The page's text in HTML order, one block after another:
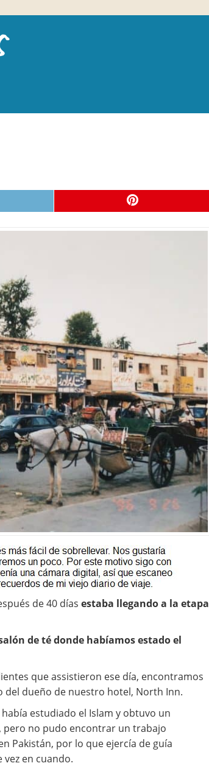
de 40 días estaba llegando a la etapa
de té donde habíamos estado el
que assistieron ese día, encontramos
del dueño de nuestro hotel, North Inn.
estudiado el Islam y obtuvo un
pero no pudo encontrar un trabajo
Pakistán, por lo que ejercía de guía
en cuando.